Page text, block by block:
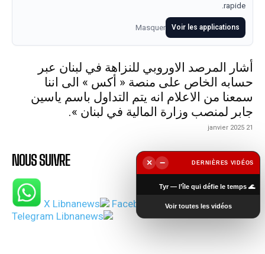
rapide.
Voir les applications
Masquer
أشار المرصد الاوروبي للنزاهة في لبنان عبر
حسابه الخاص على منصة « أكس » الى اننا
سمعنا من الاعلام انه يتم التداول باسم ياسين
جابر لمنصب وزارة المالية في لبنان ».
21 janvier 2025
NOUS SUIVRE DERNIÈRES VIDÉOS
−
×
🌊 Tyr — l’île qui défie le temps
Voir toutes les vidéos